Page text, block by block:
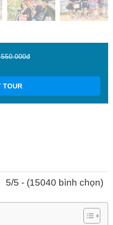
TOUR
5/5 - (15040 bình chọn)